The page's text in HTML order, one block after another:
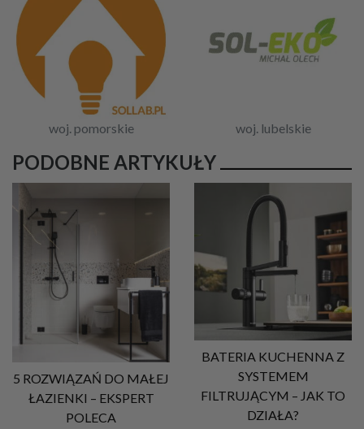
woj. pomorskie woj. lubelskie
PODOBNE ARTYKUŁY
5 ROZWIĄZAŃ DO MAŁEJ
ŁAZIENKI – EKSPERT
POLECA
BATERIA KUCHENNA Z
SYSTEMEM
FILTRUJĄCYM – JAK TO
DZIAŁA?